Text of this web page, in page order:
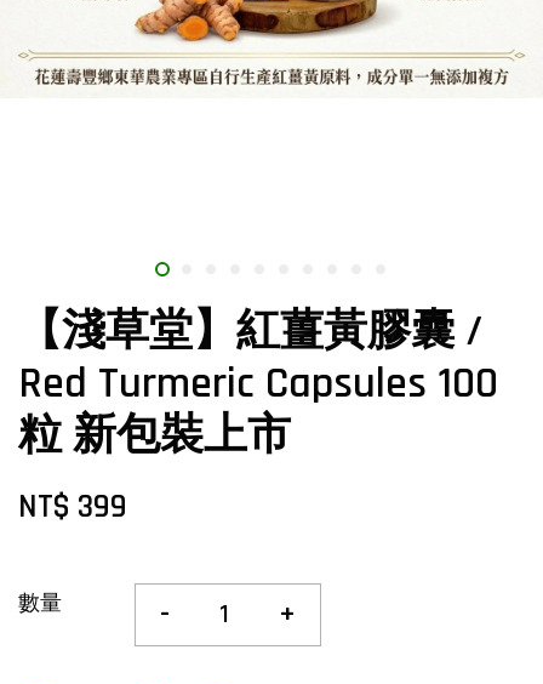
【淺草堂】紅薑黃膠囊 /
Red Turmeric Capsules 100
粒 新包裝上市
NT$ 399
數量 - +